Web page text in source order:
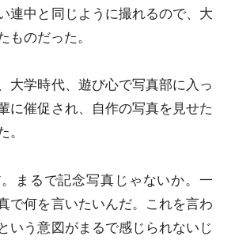
連中と同じように撮れるので、大
ものだった。
大学時代、遊び心で写真部に入っ
に催促され、自作の写真を見せた
。まるで記念写真じゃないか。一
で何を言いたいんだ。これを言わ
いう意図がまるで感じられないじ